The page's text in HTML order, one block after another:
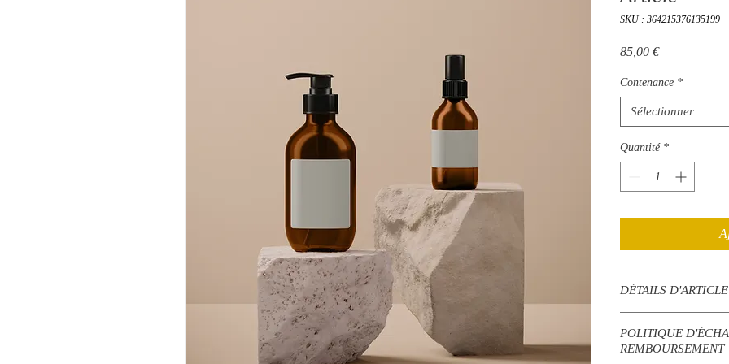
SKU : 364215376135199
85,00 €Prix
Contenance *
Sélectionner
Quantité *
DÉTAILS D'ARTICLE
taille, matière et autres
idéal pour expliquer les
POLITIQUE
REMBOURSEMENT